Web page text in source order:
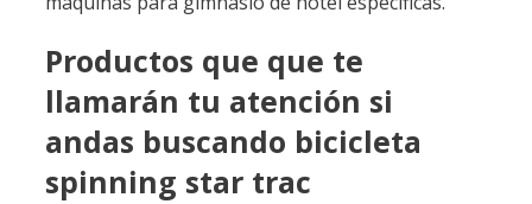
Productos que que te
llamarán tu atención si
andas buscando bicicleta
spinning star trac